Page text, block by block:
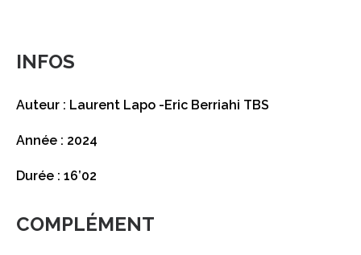
INFOS
Auteur : Laurent Lapo -Eric Berriahi TBS
Année : 2024
Durée : 16’02
COMPLÉMENT